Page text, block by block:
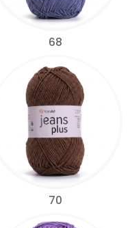
68
70